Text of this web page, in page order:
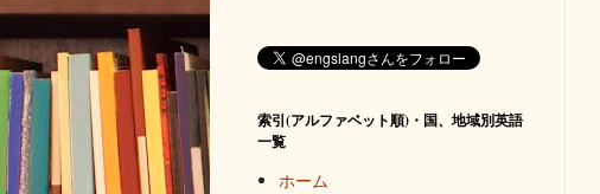
索引(アルファベット順)・国、地域別英語
一覧
ホーム